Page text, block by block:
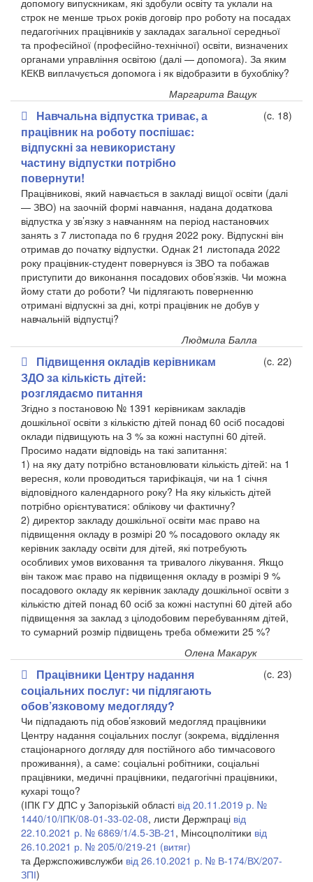
допомогу випускникам, які здобули освіту та уклали на
строк не менше трьох років договір про роботу на посадах
педагогічних працівників у закладах загальної середньої
та професійної (професійно-технічної) освіти, визначених
органами управління освітою (далі — допомога). За яким
КЕКВ виплачується допомога і як відобразити в бухобліку?
Маргарита Ващук
Навчальна відпустка триває, а
працівник на роботу поспішає:
відпускні за невикористану
частину відпустки потрібно
повернути!
(c. 18)
Працівникові, який навчається в закладі вищої освіти (далі
— ЗВО) на заочній формі навчання, надана додаткова
відпустка у зв’язку з навчанням на період настановчих
занять з 7 листопада по 6 грудня 2022 року. Відпускні він
отримав до початку відпустки. Однак 21 листопада 2022
року працівник-студент повернувся із ЗВО та побажав
приступити до виконання посадових обов’язків. Чи можна
йому стати до роботи? Чи підлягають поверненню
отримані відпускні за дні, котрі працівник не добув у
навчальній відпустці?
Людмила Балла
Підвищення окладів керівникам
ЗДО за кількість дітей:
розглядаємо питання
(c. 22)
Згідно з постановою № 1391 керівникам закладів
дошкільної освіти з кількістю дітей понад 60 осіб посадові
оклади підвищують на 3 % за кожні наступні 60 дітей.
Просимо надати відповідь на такі запитання:
1) на яку дату потрібно встановлювати кількість дітей: на 1
вересня, коли проводиться тарифікація, чи на 1 січня
відповідного календарного року? На яку кількість дітей
потрібно орієнтуватися: облікову чи фактичну?
​2) директор закладу дошкільної освіти має право на
підвищення окладу в розмірі 20 % посадового окладу як
керівник закладу освіти для дітей, які потребують
особливих умов виховання та тривалого лікування. Якщо
він також має право на підвищення окладу в розмірі 9 %
посадового окладу як керівник закладу дошкільної освіти з
кількістю дітей понад 60 осіб за кожні наступні 60 дітей або
підвищення за заклад з цілодобовим перебуванням дітей,
то сумарний розмір підвищень треба обмежити 25 %?
Олена Макарук
Працівники Центру надання
соціальних послуг: чи підлягають
обов’язковому медогляду?
(c. 23)
Чи підпадають під обов’язковий медогляд працівники
Центру надання соціальних послуг (зокрема, відділення
стаціонарного догляду для постійного або тимчасового
проживання), а саме: соціальні робітники, соціальні
працівники, медичні працівники, педагогічні працівники,
кухарі тощо?
(ІПК ГУ ДПС у Запорізькій області від 20.11.2019 р. №
1440/10/ІПК/08-01-33-02-08, листи Держпраці від
22.10.2021 р. № 6869/1/4.5-ЗВ-21 , Мінсоцполітики від
26.10.2021 р. № 205/0/219-21 (витяг)
та Держспоживслужби від 26.10.2021 р. № В-174/ВХ/207-
ЗПІ)